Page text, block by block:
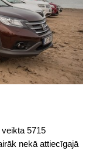
5715
nekā attiecīgajā